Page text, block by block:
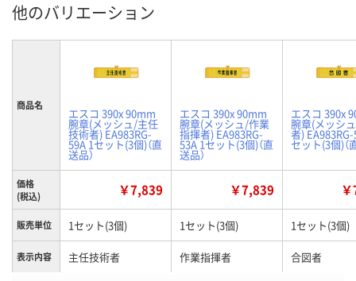
他のバリエーション
商品名
エスコ 390x 90mm
腕章(メッシュ/主任
技術者) EA983RG-
59A 1セット(3個)（直
送品）
エスコ 390x 90mm
腕章(メッシュ/作業
指揮者) EA983RG-
53A 1セット(3個)（直
送品）
エスコ 390x
腕章(メッシ
者)
セット(3個)（
価格
(税込)
￥7,839 ￥7,839
販売単位 1セット(3個) 1セット(3個) 1セット(3個)
表示内容 主任技術者 作業指揮者 合図者